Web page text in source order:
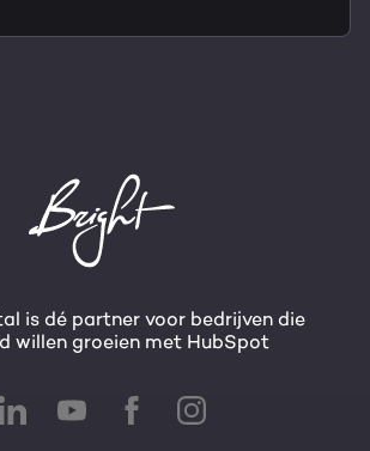
is dé partner voor bedrijven die
willen groeien met HubSpot